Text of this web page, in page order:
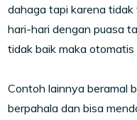
dahaga tapi karena tidak
hari-hari dengan puasa
tidak baik maka
Contoh lainnya beramal
berpahala dan bisa